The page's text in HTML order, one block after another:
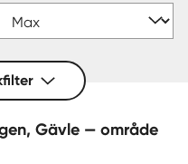
- Storhagen, Gävle — område